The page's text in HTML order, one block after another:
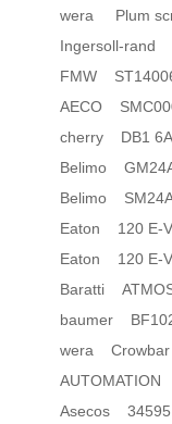
wera Plum
Ingersoll-rand
FMW
AECO
cherry DB1
Belimo
Belimo
Eaton 120 E-
Eaton 120 E-
Baratti
baumer
wera Crowbar
Asecos 34595